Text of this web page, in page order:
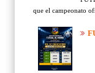
que el campeonato